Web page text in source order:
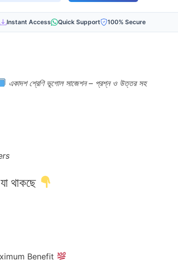
Instant Access Quick Support 100% Secure
একাদশ শ্রেণি ভূগোল সাজেশন – প্রশ্ন ও উত্তর সহ
থাকছে
Benefit